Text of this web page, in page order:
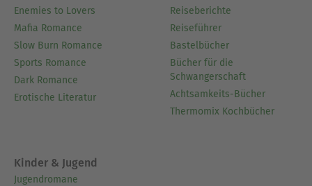
Enemies to Lovers
Mafia Romance
Slow Burn Romance
Sports Romance
Dark Romance
Erotische Literatur
Reiseberichte
Reiseführer
Bastelbücher
Bücher für die
Schwangerschaft
Achtsamkeits-Bücher
Thermomix Kochbücher
Kinder & Jugend
Jugendromane